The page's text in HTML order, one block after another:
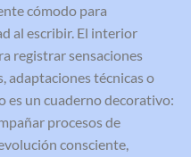
cómodo para
al escribir. El interior
registrar sensaciones
adaptaciones técnicas o
es un cuaderno decorativo:
procesos de
consciente,